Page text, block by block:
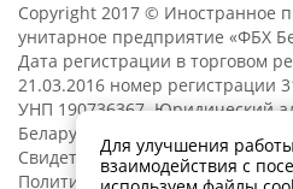
Copyright 2017 © Иностранное
унитарное предприятие «ФБХ
Дата регистрации в торговом
21.03.2016 номер регистрации
УНП 190736367. Юридический
Беларусь, г. Минск, ул. Танковая,
Свидетельство о регистрации
Политика обработки
Для улучшения
взаимодействия с